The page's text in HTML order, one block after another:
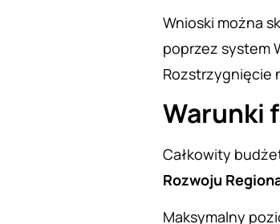
Wnioski można
poprzez system
Rozstrzygnięcie
Warunki
Całkowity
Rozwoju
Maksymalny